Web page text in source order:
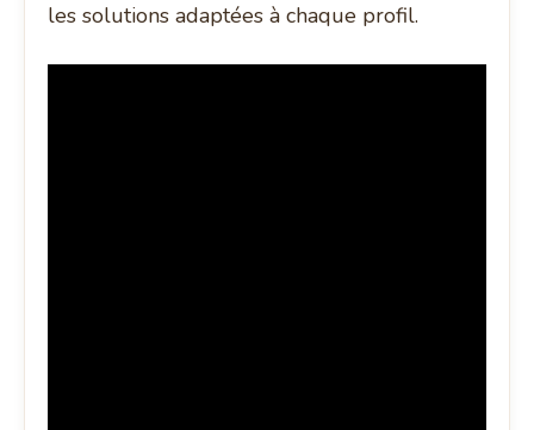
les solutions adaptées à chaque profil.